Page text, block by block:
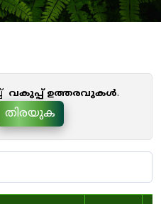
വകുപ്പ് ഉത്തരവുകൾ.
തിരയുക